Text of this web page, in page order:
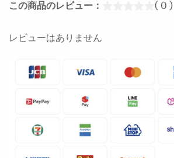
この商品のレビュー： ( 0 )
レビューはありません